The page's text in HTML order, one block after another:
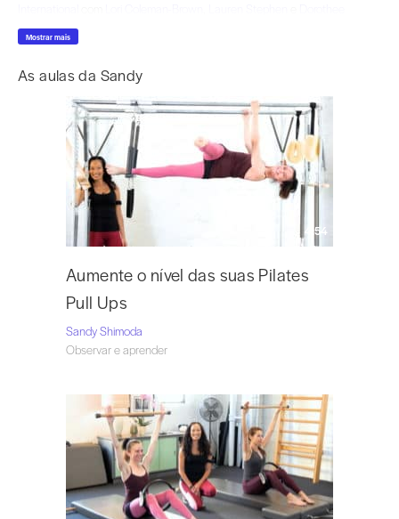
Vandewalle, e tem estudado regularmente com
uma década. Sandy já apareceu na revista Pilates » e em DVDs para a
revista online internacional «Pilatesglossy». Sandy viaja como professora
convidada em estúdios privados e em conferências nos Estados Unidos e
em todo o mundo.
Visite a Sandy emVintage Pilates e siga-a no Instagram@vintagepilates.
Mostrar mais
As aulas da Sandy
4:54
Aumente o nível das suas Pilates
Pull Ups
Sandy Shimoda
Observar e aprender